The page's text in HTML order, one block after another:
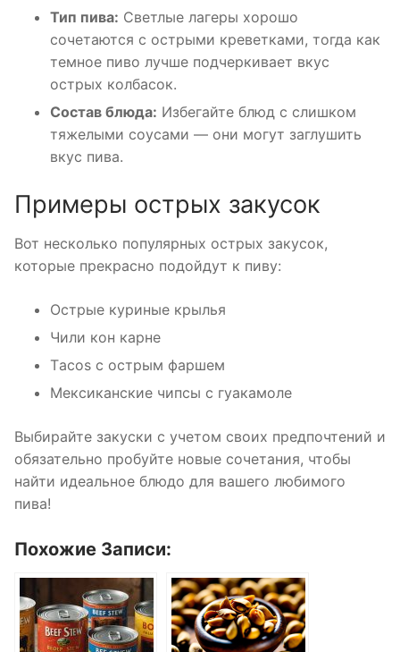
Тип пива: Светлые лагеры хорошо
сочетаются с острыми креветками, тогда как
темное пиво лучше подчеркивает вкус
острых колбасок.
Состав блюда: Избегайте блюд с слишком
тяжелыми соусами — они могут заглушить
вкус пива.
Примеры острых закусок
Вот несколько популярных острых закусок,
которые прекрасно подойдут к пиву:
Острые куриные крылья
Чили кон карне
Тacos с острым фаршем
Мексиканские чипсы с гуакамоле
Выбирайте закуски с учетом своих предпочтений и
обязательно пробуйте новые сочетания, чтобы
найти идеальное блюдо для вашего любимого
пива!
Похожие Записи: